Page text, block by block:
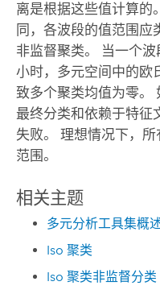
离是根据这些值计算的
同，各波段的值范围应
非监督聚类。 当一个
小时，多元空间中的欧
致多个聚类均值为零。
最终分类和依赖于特征
失败。 理想情况下，
范围。
相关主题
多元分析工具集概
Iso 聚类
Iso 聚类非监督分类